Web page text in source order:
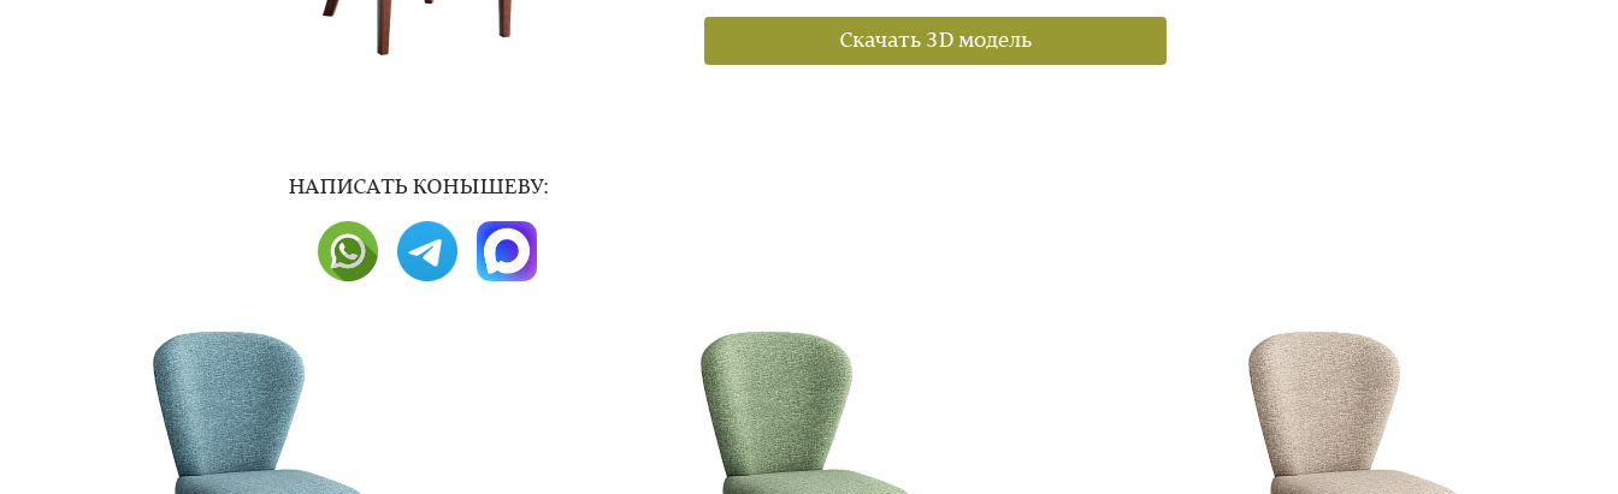
НAПИСАТЬ КОНЫШЕВУ:
Скачать 3D модель